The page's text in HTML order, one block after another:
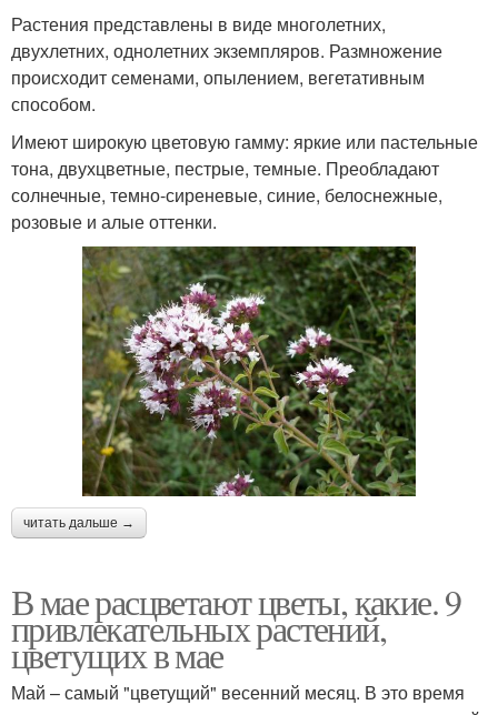
Голубые цветы Цвета в поле
Домашние цветы
Растения представлены в виде многолетних,
двухлетних, однолетних экземпляров. Размножение
происходит семенами, опылением, вегетативным
способом.
Имеют широкую цветовую гамму: яркие или пастельные
тона, двухцветные, пестрые, темные. Преобладают
солнечные, темно-сиреневые, синие, белоснежные,
розовые и алые оттенки.
читать дальше →
В мае расцветают цветы, какие. 9
привлекательных растений,
цветущих в мае
Май – самый "цветущий" весенний месяц. В это время